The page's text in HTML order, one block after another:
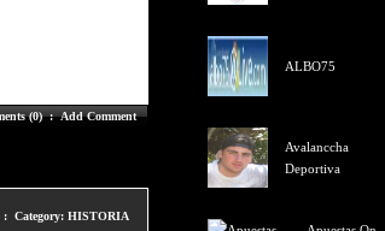
(0):Add Comment
: Category: HISTORIA
ALBO75
Avalanccha
Deportiva